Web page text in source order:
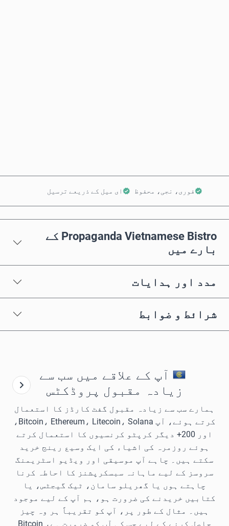
فوری، نجی، محفوظ ای میل کے ذریعے ترسیل
Propaganda Vietnamese Bistro کے
بارے میں
مدد اور ہدایات
شرائط و ضوابط
آپ کے علاقے میں سب سے
زیادہ مقبول پروڈکٹس
ہمارے سب سے زیادہ مقبول گفٹ کارڈز کا استعمال
کرتے ہوئے، آپ Bitcoin، Ethereum، Litecoin، Solana،
اور 200+ دیگر کرپٹو کرنسیوں کا استعمال کرتے
ہوئے روزمرہ کی اشیاء کی ایک وسیع رینج خرید
سکتے ہیں۔ چاہے آپ موسیقی اور ویڈیو اسٹریمنگ
سروسز کے لیے ماہانہ سبسکرپشنز کا احاطہ کرنا
چاہتے ہوں یا گھریلو سامان، ٹیک گیجٹس، یا
کتابیں خریدنے کی ضرورت ہو، ہم آپ کے لیے موجود
ہیں۔ مثال کے طور پر، آپ کو تقریباً ہر وہ چیز
حاصل کرنے کے لیے جس کی آپ کو ضرورت ہے، Bitcoin